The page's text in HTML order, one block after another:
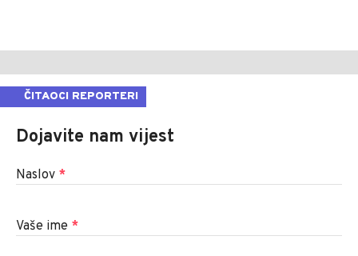
ČITAOCI REPORTERI
Dojavite nam vijest
Naslov *
Vaše ime *